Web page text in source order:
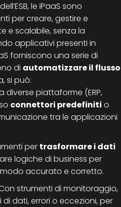
le iPaaS sono
per creare, gestire e
e scalabile, senza la
applicativi presenti in
forniscono una serie di
di automatizzare il flusso
si può:
diverse piattaforme (ERP,
connettori predefiniti o
tra le applicazioni
per trasformare i dati
logiche di business per
accurato e corretto.
strumenti di monitoraggio,
dati, errori o eccezioni, per